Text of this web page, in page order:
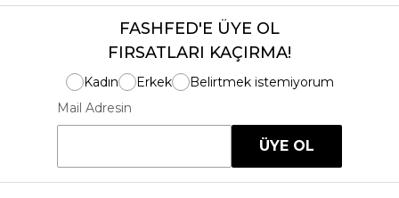
FASHFED'E ÜYE OL
FIRSATLARI KAÇIRMA!
Kadın Erkek
Belirtmek istemiyorum
Mail Adresin
ÜYE OL